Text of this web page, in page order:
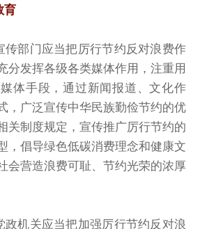
育
部门应当把厉行节约反对浪费作
分发挥各级各类媒体作用，注重用
体手段，通过新闻报道、文化作
，广泛宣传中华民族勤俭节约的优
关制度规定，宣传推广厉行节约的
，倡导绿色低碳消费理念和健康文
会营造浪费可耻、节约光荣的浓厚
机关应当把加强厉行节约反对浪